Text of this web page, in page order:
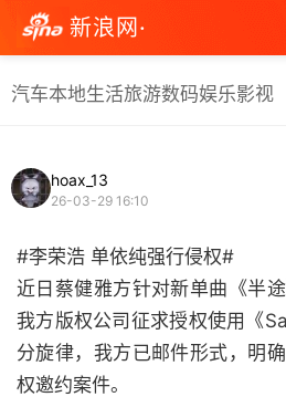
新浪网·
汽车本地生活旅游数码娱乐影视
hoax_13
26-03-29 16:10
#李荣浩 单依纯强行侵权#
近日蔡健雅方针对新单曲《半
我方版权公司征求授权使用《
分旋律，我方已邮件形式，明
权邀约案件。